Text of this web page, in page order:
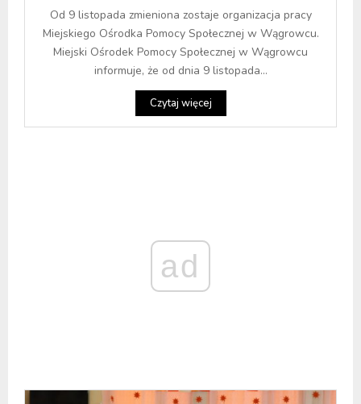
Od 9 listopada zmieniona zostaje organizacja pracy
Miejskiego Ośrodka Pomocy Społecznej w Wągrowcu.
Miejski Ośrodek Pomocy Społecznej w Wągrowcu
informuje, że od dnia 9 listopada...
Czytaj więcej
ad